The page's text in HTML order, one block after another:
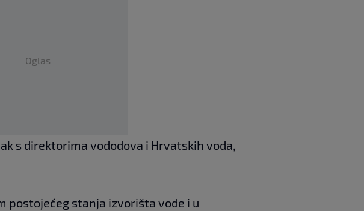
Oglas
s direktorima vododova i Hrvatskih voda,
postojećeg stanja izvorišta vode i u